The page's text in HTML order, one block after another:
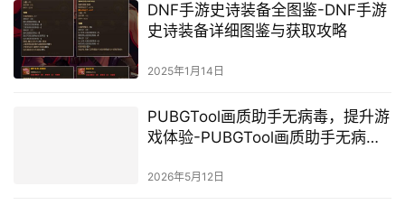
DNF手游史诗装备全图鉴-DNF手游
史诗装备详细图鉴与获取攻略
2025年1月14日
PUBGTool画质助手无病毒，提升游
戏体验-PUBGTool画质助手无病毒
2026年5月12日